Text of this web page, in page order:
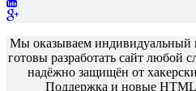
Мы оказываем индивидуальный
готовы разработать сайт любой
надёжно защищён от
Поддержка и новые